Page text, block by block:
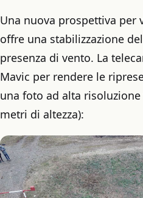
Una nuova prospettiva per
offre una stabilizzazione
presenza di vento. La
Mavic per rendere le
una foto ad alta
metri di altezza):